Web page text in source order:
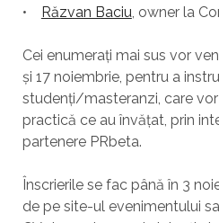
• Răzvan Baciu, owner la
Cei enumerați mai sus vor
și 17 noiembrie, pentru a
studenți/masteranzi, care
practică ce au învățat, prin
partenere PRbeta.
Înscrierile se fac până în 3
de pe site-ul evenimentului